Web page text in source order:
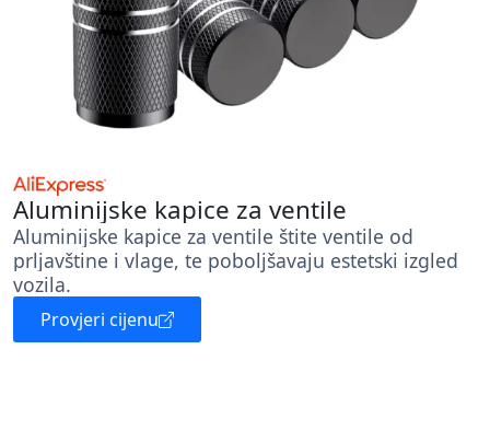
Aluminijske kapice za ventile
Aluminijske kapice za ventile štite ventile od
prljavštine i vlage, te poboljšavaju estetski izgled
vozila.
Provjeri cijenu